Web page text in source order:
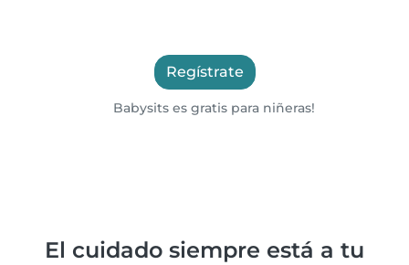
Regístrate
Babysits es gratis para niñeras!
El cuidado siempre está a tu